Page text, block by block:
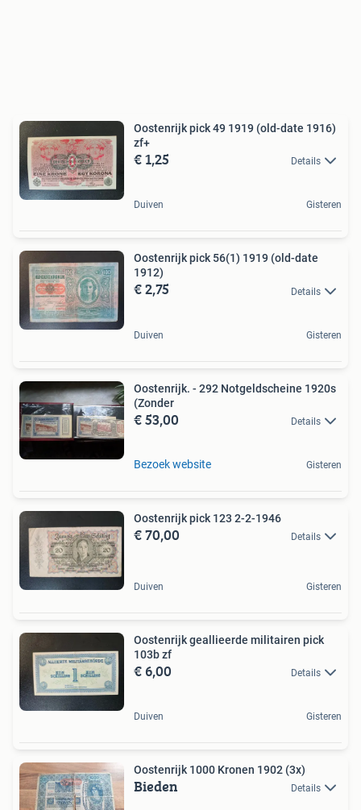
Oostenrijk pick 49 1919 (old-date 1916)
zf+
€ 1,25 Details
Duiven Gisteren
Oostenrijk pick 56(1) 1919 (old-date
1912)
€ 2,75 Details
Duiven Gisteren
Oostenrijk. - 292 Notgeldscheine 1920s
(Zonder
€ 53,00 Details
Bezoek website Gisteren
Oostenrijk pick 123 2-2-1946
€ 70,00 Details
Duiven Gisteren
Oostenrijk geallieerde militairen pick
103b zf
€ 6,00 Details
Duiven Gisteren
Oostenrijk 1000 Kronen 1902 (3x)
Bieden Details